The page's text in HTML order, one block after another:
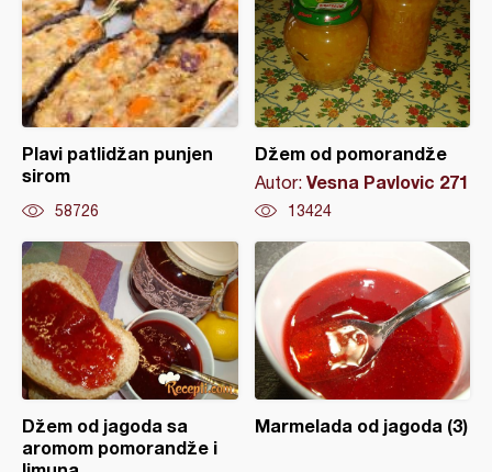
Plavi patlidžan punjen
sirom
58726
Džem od pomorandže
Autor: Vesna Pavlovic 271
13424
Džem od jagoda sa
aromom pomorandže i
Marmelada od jagoda (3)